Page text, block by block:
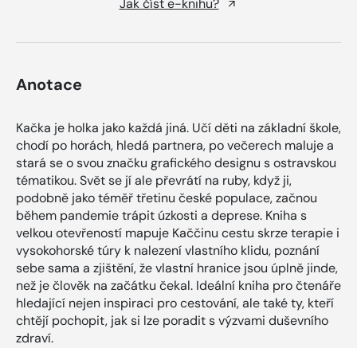
Jak číst e-knihu?
Anotace
Kačka je holka jako každá jiná. Učí děti na základní škole,
chodí po horách, hledá partnera, po večerech maluje a
stará se o svou značku grafického designu s ostravskou
tématikou. Svět se jí ale převrátí na ruby, když ji,
podobně jako téměř třetinu české populace, začnou
během pandemie trápit úzkosti a deprese. Kniha s
velkou otevřeností mapuje Kaččinu cestu skrze terapie i
vysokohorské túry k nalezení vlastního klidu, poznání
sebe sama a zjištění, že vlastní hranice jsou úplně jinde,
než je člověk na začátku čekal. Ideální kniha pro čtenáře
hledající nejen inspiraci pro cestování, ale také ty, kteří
chtějí pochopit, jak si lze poradit s výzvami duševního
zdraví.